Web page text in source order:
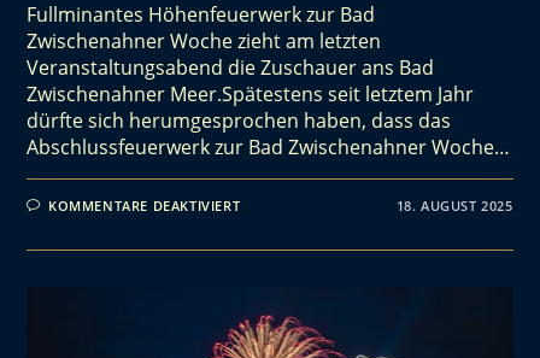
Fullminantes Höhenfeuerwerk zur Bad
Zwischenahner Woche zieht am letzten
Veranstaltungsabend die Zuschauer ans Bad
Zwischenahner Meer.Spätestens seit letztem Jahr
dürfte sich herumgesprochen haben, dass das
Abschlussfeuerwerk zur Bad Zwischenahner Woche…
KOMMENTARE DEAKTIVIERT 18. AUGUST 2025